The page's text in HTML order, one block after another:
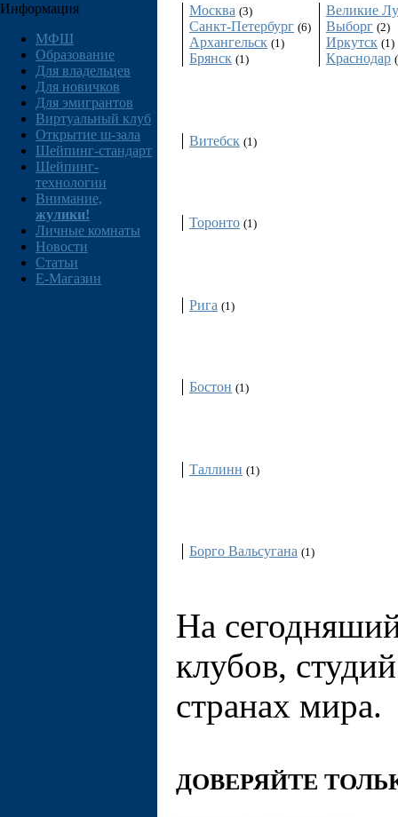
Информация
МФШ
Образование
Для владельцев
Для новичков
Для эмигрантов
Виртуальный клуб
Открытие ш-зала
Шейпинг-стандарт
Шейпинг-
технологии
Внимание,
жулики!
Личные комнаты
Новости
Статьи
E-Магазин
Москва (3)
Санкт-Петербург (6)
Архангельск (1)
Брянск (1)
Великие
Выборг (2)
Иркутск (1)
Краснодар
Витебск (1)
Торонто (1)
Рига (1)
Бостон (1)
Таллинн (1)
Борго Вальсугана (1)
На
клубов,
странах мира.
ДОВЕРЯЙТЕ